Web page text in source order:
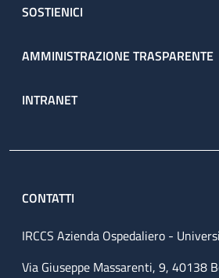
SOSTIENICI
AMMINISTRAZIONE TRASPARENTE
INTRANET
CONTATTI
IRCCS Azienda Ospedaliero -
Via Giuseppe Massarenti, 9, 40138